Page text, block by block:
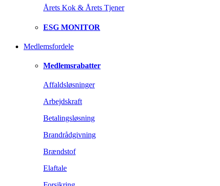
Årets Kok & Årets Tjener
ESG MONITOR
Medlemsfordele
Medlemsrabatter
Affaldsløsninger
Arbejdskraft
Betalingsløsning
Brandrådgivning
Brændstof
Elaftale